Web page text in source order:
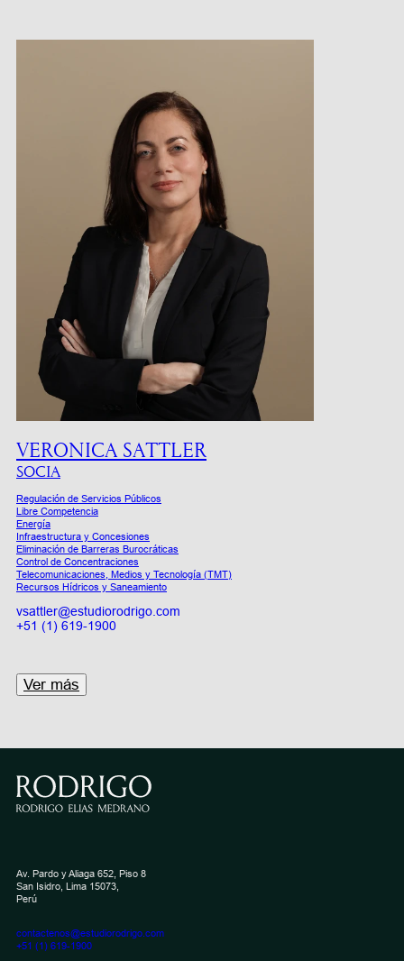
VERONICA SATTLER
SOCIA
Regulación de Servicios Públicos
Libre Competencia
Energía
Infraestructura y Concesiones
Eliminación de Barreras Burocráticas
Control de Concentraciones
Telecomunicaciones, Medios y Tecnología (TMT)
Recursos Hídricos y Saneamiento
vsattler@estudiorodrigo.com
+51 (1) 619-1900
Ver más
Av. Pardo y Aliaga 652, Piso 8
San Isidro, Lima 15073,
Perú
contactenos@estudiorodrigo.com
+51 (1) 619-1900